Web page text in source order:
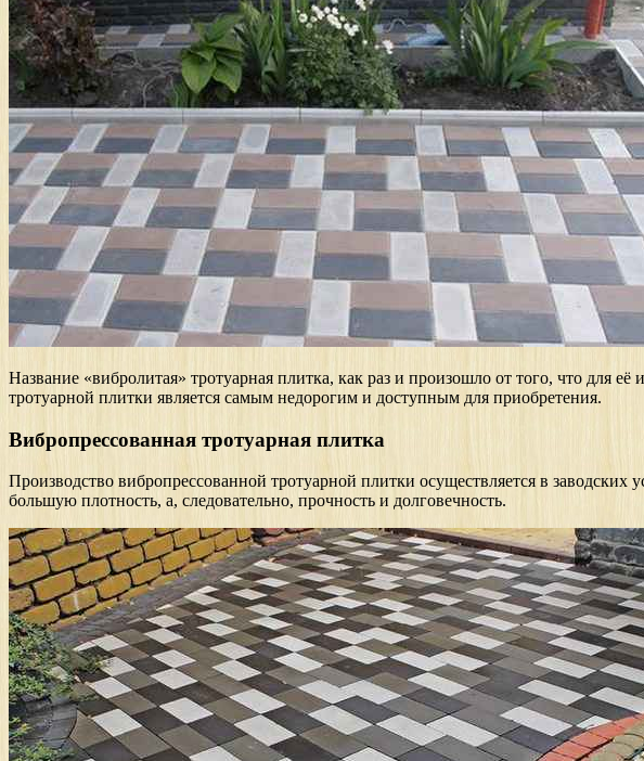
Название «вибролитая» тротуарная плитка, как раз и произошло от того, что для её
тротуарной плитки является самым недорогим и доступным для приобретения.
Вибропрессованная тротуарная плитка
Производство вибропрессованной тротуарной плитки осуществляется в
большую плотность, а, следовательно, прочность и долговечность.